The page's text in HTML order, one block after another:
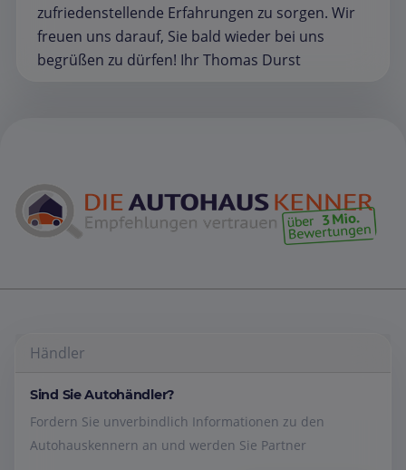
zufriedenstellende Erfahrungen zu sorgen. Wir
freuen uns darauf, Sie bald wieder bei uns
begrüßen zu dürfen! Ihr Thomas Durst
Händler
Sind Sie Autohändler?
Fordern Sie unverbindlich Informationen zu den
Autohauskennern an und werden Sie Partner